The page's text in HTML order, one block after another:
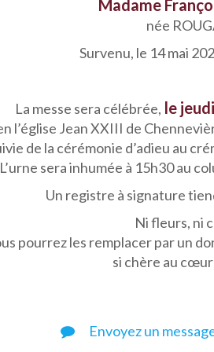
Madame
née
Survenu, le 14 mai
La messe sera célébrée, le
l’église Jean XXIII de
de la cérémonie d’adieu au
sera inhumée à 15h30 au
Un registre à signature
Ni fleurs, ni
pourrez les remplacer par un
si chère au
Envoyez un